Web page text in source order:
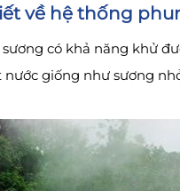
về hệ thống
có khả năng khử
nước giống như sương